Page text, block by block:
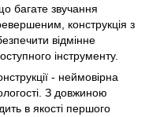
багате звучання
конструкція з
відмінне
інструменту.
- неймовірна
З довжиною
в якості першого